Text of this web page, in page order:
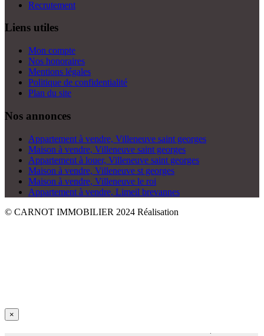
Recrutement
Liens utiles
Mon compte
Nos honoraires
Mentions légales
Politique de confidentialité
Plan du site
Nos annonces
Appartement à vendre, Villeneuve saint georges
Maison à vendre, Villeneuve saint georges
Appartement à louer, Villeneuve saint georges
Maison à vendre, Villeneuve st georges
Maison à vendre, Villeneuve le roi
Appartement à vendre, Limeil brevannes
© CARNOT IMMOBILIER 2024 Réalisation
×